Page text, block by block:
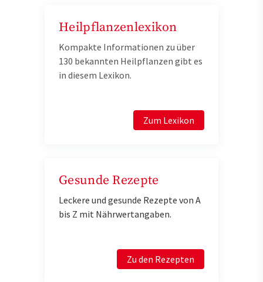
Heilpflanzenlexikon
Kompakte Informationen zu über
130 bekannten Heilpflanzen gibt es
in diesem Lexikon.
Zum Lexikon
Gesunde Rezepte
Leckere und gesunde Rezepte von A
bis Z mit Nährwertangaben.
Zu den Rezepten